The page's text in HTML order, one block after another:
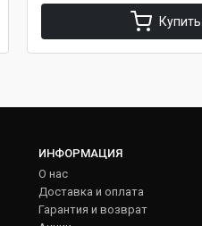
Купить
ИНФОРМАЦИЯ
О нас
Доставка и оплата
Гарантия и возврат